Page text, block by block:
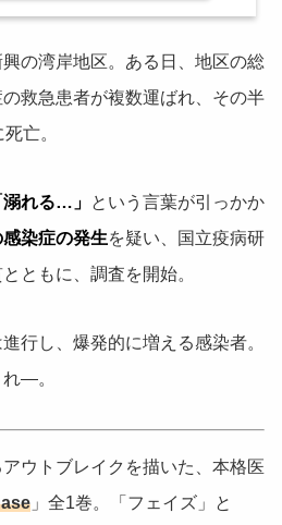
の湾岸地区。ある日、地区の総
救急患者が複数運ばれ、その半
亡。
溺れる…」 という言葉が引っかか
染症の発生を疑い、国立疫病研
ともに、調査を開始。
行し、爆発的に増える感染者。
―。
ウトブレイクを描いた、本格医
」全1巻。「フェイズ」と